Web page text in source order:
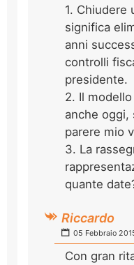
1. Chiudere
significa
anni
controlli
presidente.
2. Il
anche oggi,
parere mio
3. La
quante
Riccardo
05 Febbraio
Con gran